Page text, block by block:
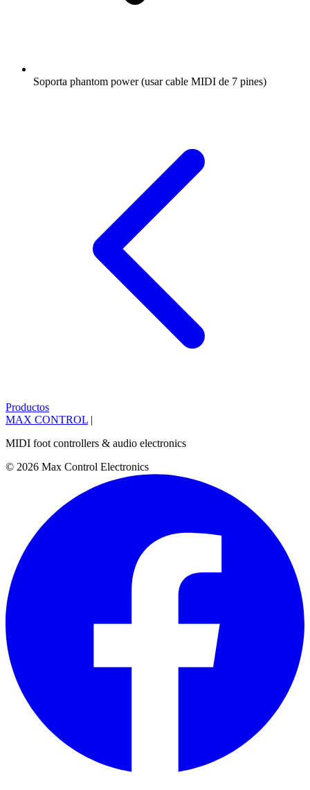
Soporta phantom power (usar cable MIDI de 7 pines)
Productos
MAX CONTROL |
MIDI foot controllers & audio electronics
© 2026 Max Control Electronics